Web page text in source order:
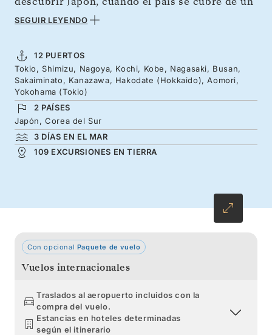
precioso tono rosa. Muévase entre las
Tokio, hasta las vistas del monte Fuji desde
Shimizu pasando por la tranquilidad de Kobe y
el encanto de Kochi. Visite Nagasaki y Busan,
siga el mar de Japón hacia el norte hasta los
distritos artísticos de Kanazawa, las luces de
las colinas de Hakodate y los increíbles
cerezos antes de su regreso a Yokohama.
SEGUIR LEYENDO
12 PUERTOS
Tokio, Shimizu, Nagoya, Kochi, Kobe, Nagasaki, Busan,
Sakaiminato, Kanazawa, Hakodate (Hokkaido), Aomori,
Yokohama (Tokio)
2 PAÍSES
Japón, Corea del Sur
3 DÍAS EN EL MAR
109 EXCURSIONES EN TIERRA
Con opcional Paquete de vuelo
Vuelos internacionales
Traslados al aeropuerto incluidos con la
compra del vuelo.
Estancias en hoteles determinadas
según el itinerario